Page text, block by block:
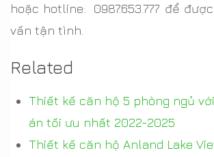
hoặc hotline: 0987.653.777 để
vấn tận tình.
Related
Thiết kế căn hộ 5 phòng ngủ
án tối ưu nhất 2022-2025
Thiết kế căn hộ Anland Lake